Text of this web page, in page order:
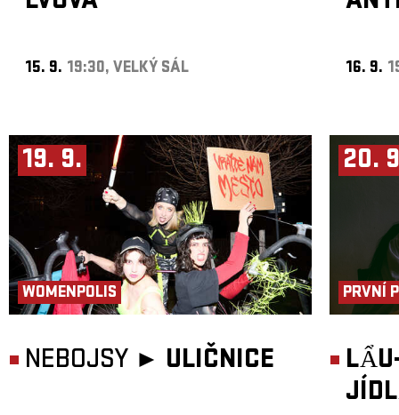
15. 9. 19:30, VELKÝ SÁL 16. 9.
19. 9.
WOMENPOLIS
NEBOJSY ► ULIČNICE
20.
PRVNÍ